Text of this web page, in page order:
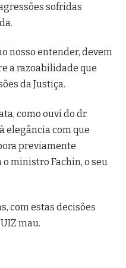
sofridas
nosso entender, devem
a razoabilidade que
da Justiça.
como ouvi do dr.
elegância com que
previamente
o ministro Fachin, o seu
com estas decisões
mau.